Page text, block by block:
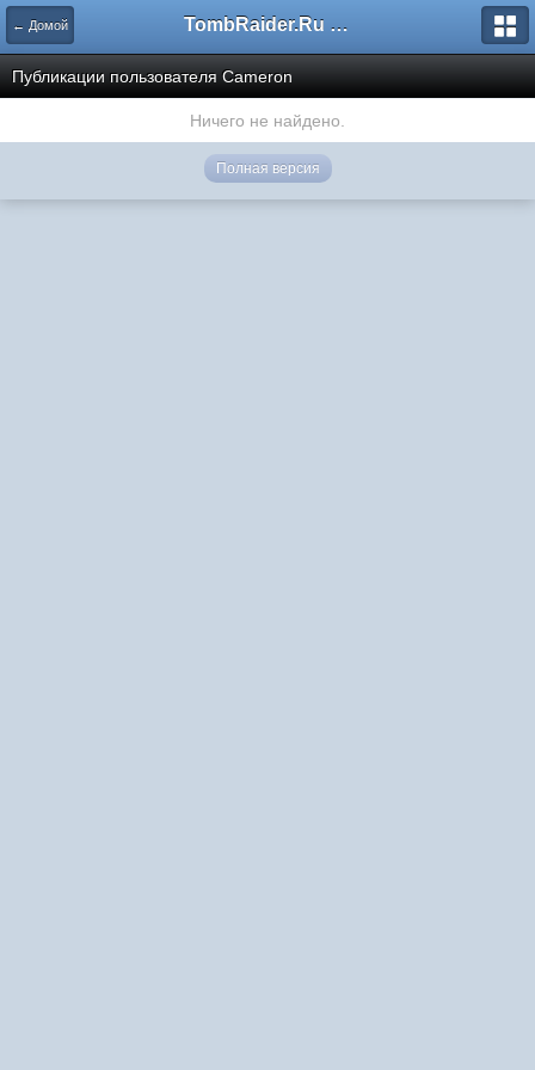
← Домой TombRaider.Ru - Форумы
Публикации пользователя Cameron
Ничего не найдено.
Полная версия